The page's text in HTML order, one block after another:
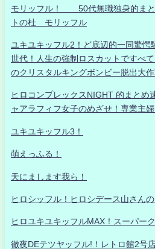
モリッフル！ 50代無職独身的まと
トの杜 モリッフル
ユキユキッフル2！ど底辺的一同驚愕
世代！人生の強制ロスカットですべ
のクリスタルキングボンビー脱出大
ヒロコンプレックスNIGHT 的まとめ
ャアラフィフ女子のめざせ！専業主
ユキユキッフル3！
萌えっふる！
天にまします我ら！
ヒロシッフル！ヒロシデース山さん
ヒロユキユキッフルMAX！スーパー
徹夜DEテツヤッフル!！レトロ館2号店